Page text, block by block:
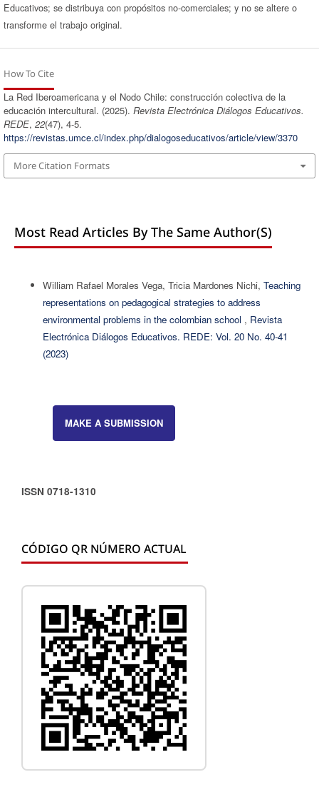
Educativos; se distribuya con propósitos no-comerciales; y no se altere o
transforme el trabajo original.
How To Cite
La Red Iberoamericana y el Nodo Chile: construcción colectiva de la
educación intercultural. (2025). Revista Electrónica Diálogos Educativos.
REDE, 22(47), 4-5.
https://revistas.umce.cl/index.php/dialogoseducativos/article/view/3370
More Citation Formats
Most Read Articles By The Same Author(s)
William Rafael Morales Vega, Tricia Mardones Nichi, Teaching
representations on pedagogical strategies to address
environmental problems in the colombian school , Revista
Electrónica Diálogos Educativos. REDE: Vol. 20 No. 40-41
(2023)
MAKE A SUBMISSION
ISSN 0718-1310
CÓDIGO QR NÚMERO ACTUAL